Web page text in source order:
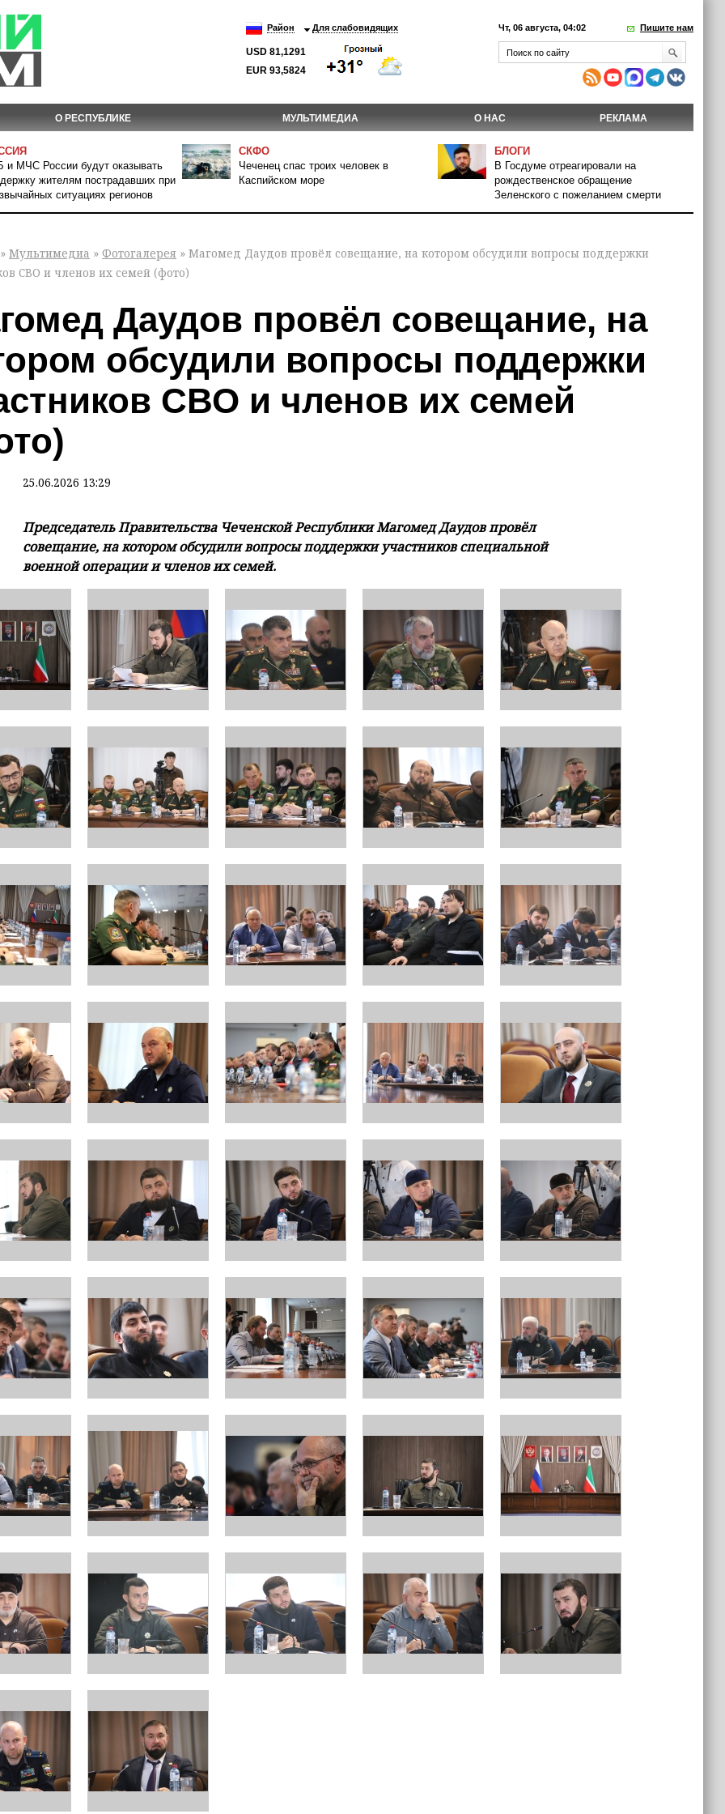
Район Для слабовидящих
USD 81,1291
EUR 93,5824
Чт, 06 августа, 04:02 Пишите нам
О РЕСПУБЛИКЕ МУЛЬТИМЕДИА О НАС РЕКЛАМА
и МЧС России будут оказывать
жителям пострадавших при
ситуациях регионов
СКФО
Чеченец спас троих человек в
Каспийском море
БЛОГИ
В Госдуме отреагировали на
рождественское обращение
Зеленского с пожеланием смерти
» Мультимедиа » Фотогалерея » Магомед Даудов провёл совещание, на котором обсудили вопросы поддержки
СВО и членов их семей (фото)
Даудов провёл совещание, на
обсудили вопросы поддержки
СВО и членов их семей
25.06.2026 13:29
Председатель Правительства Чеченской Республики Магомед Даудов провёл
совещание, на котором обсудили вопросы поддержки участников специальной
военной операции и членов их семей.